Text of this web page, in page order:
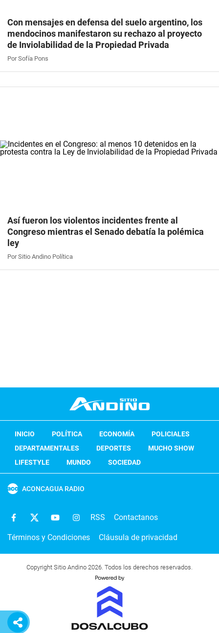
Con mensajes en defensa del suelo argentino, los
mendocinos manifestaron su rechazo al proyecto
de Inviolabilidad de la Propiedad Privada
Por Sofía Pons
Así fueron los violentos incidentes frente al
Congreso mientras el Senado debatía la polémica
ley
Por Sitio Andino Política
INICIO POLÍTICA ECONOMÍA
POLICIALES
DEPARTAMENTALES
DEPORTES
MUCHO SHOW
LIFESTYLE
MUNDO SOCIEDAD
ACONCAGUA RADIO
RSS Contactanos
Términos y Condiciones Cláusula de privacidad
Copyright Sitio Andino 2026. Todos los derechos reservados.